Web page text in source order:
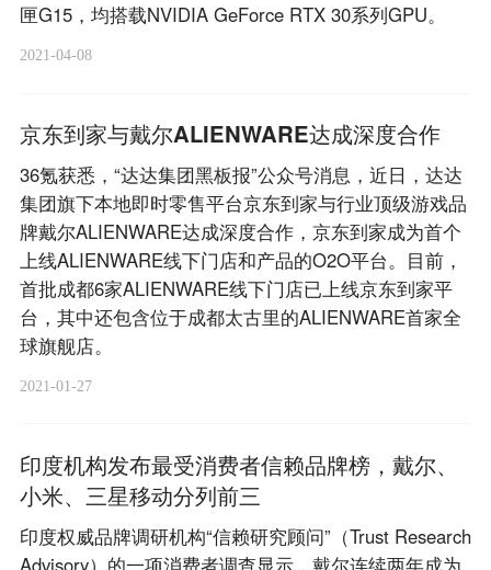
匣G15，均搭载NVIDIA GeForce RTX 30系列GPU。
2021-04-08
京东到家与戴尔ALIENWARE达成深度合作
36氪获悉，“达达集团黑板报”公众号消息，近日，达达
集团旗下本地即时零售平台京东到家与行业顶级游戏品
牌戴尔ALIENWARE达成深度合作，京东到家成为首个
上线ALIENWARE线下门店和产品的O2O平台。目前，
首批成都6家ALIENWARE线下门店已上线京东到家平
台，其中还包含位于成都太古里的ALIENWARE首家全
球旗舰店。
2021-01-27
印度机构发布最受消费者信赖品牌榜，戴尔、
小米、三星移动分列前三
印度权威品牌调研机构“信赖研究顾问”（Trust Research
Advisory）的一项消费者调查显示，戴尔连续两年成为